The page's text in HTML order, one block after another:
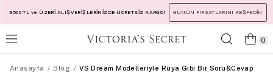
3500 TL ve ÜZERİ ALIŞVERİŞLERİNİZDE ÜCRETSİZ KARGO! GÜNÜN FIRSATLARINI KEŞFEDİN
0
Anasayfa Blog VS Dream Modelleriyle Rüya Gibi Bir Soru&Cevap